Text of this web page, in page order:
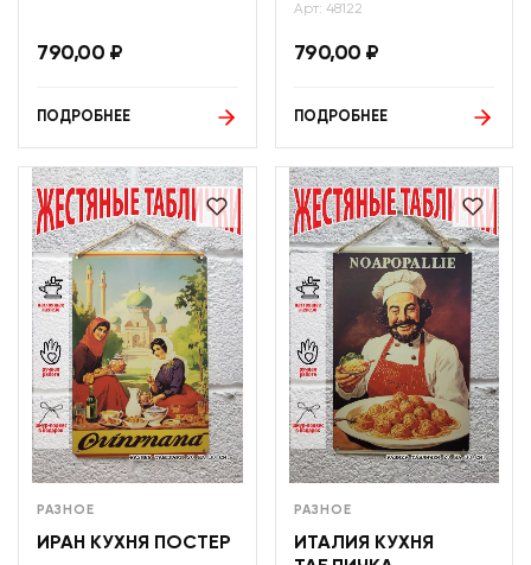
790,00 ₽
ПОДРОБНЕЕ
Арт: 48122
790,00 ₽
ПОДРОБНЕЕ
РАЗНОЕ
ИРАН КУХНЯ ПОСТЕР
РАЗНОЕ
ИТАЛИЯ КУХНЯ